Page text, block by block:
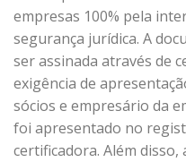
empresas 100% pela
segurança jurídica. A
ser assinada através de
exigência de
sócios e empresário da
foi apresentado no
certificadora. Além